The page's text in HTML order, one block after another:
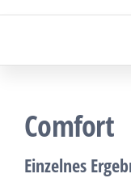
Fliegengitter
Comfort
Einzelnes